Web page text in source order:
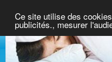
Ce site utilise des
publicités., mesurer